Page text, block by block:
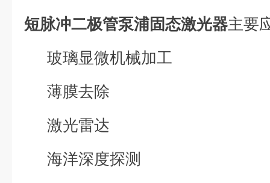
短脉冲二极管泵浦固态激光器主要
玻璃显微机械加工
薄膜去除
激光雷达
海洋深度探测